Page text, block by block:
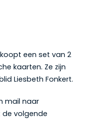
een set van 2
kaarten. Ze zijn
Liesbeth Fonkert.
mail naar
volgende